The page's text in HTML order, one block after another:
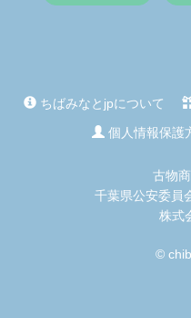
ちばみなとjpについて
個人情報保護
古物
千葉県公安委員
株式
©